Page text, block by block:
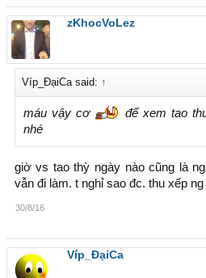
zKhocVoLez
Víp_ĐạiCa said: ↑
máu vậy cơ để xem tao
nhé
giờ vs tao thỳ ngày nào cũng là
vẫn đi làm. t nghỉ sao đc. thu xếp
30/8/16
Víp_ĐạiCa